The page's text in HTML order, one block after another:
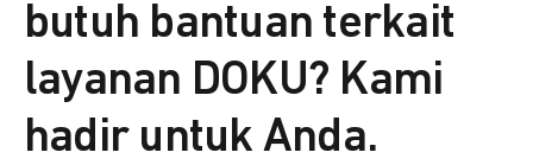
butuh bantuan terkait
layanan DOKU? Kami
hadir untuk Anda.